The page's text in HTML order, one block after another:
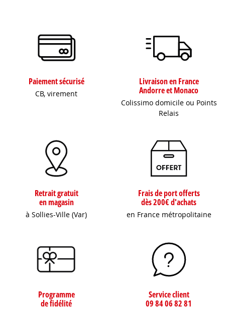
Paiement sécurisé
CB, virement
Livraison en France
Andorre et Monaco
Colissimo domicile ou Points
Relais
Retrait gratuit
en magasin
à Sollies-Ville (Var)
Frais de port offerts
dès 200€ d'achats
en France métropolitaine
Programme
de fidélité
Service client
09 84 06 82 81